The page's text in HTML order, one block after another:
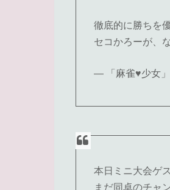
徹底的に勝ちを
セコかろーが、
— 「麻雀♥少女
本日ミニ大会ゲ
まだ同卓のチャ